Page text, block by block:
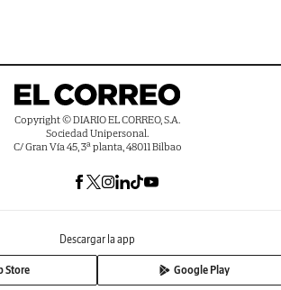
Copyright © DIARIO EL CORREO, S.A.
Sociedad Unipersonal.
C/ Gran Vía 45, 3ª planta, 48011 Bilbao
Descargar la app
Store Google Play